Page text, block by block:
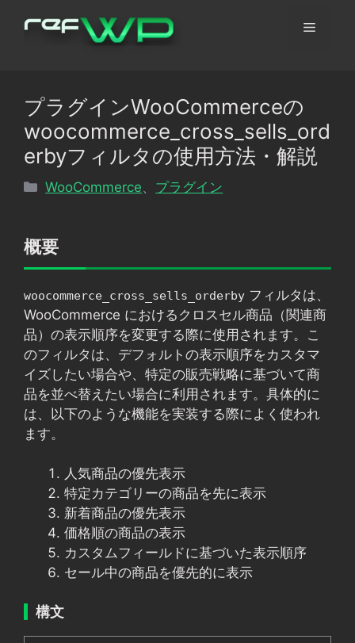
メ
ー
プラグインWooCommerceの
woocommerce_cross_sells_ord
erbyフィルタの使用方法・解説
カ
リ
WooCommerce プラグイン
概要
woocommerce_cross_sells_orderby フィルタは、
WooCommerce におけるクロスセル商品（関連商
品）の表示順序を変更する際に使用されます。こ
のフィルタは、デフォルトの表示順序をカスタマ
イズしたい場合や、特定の販売戦略に基づいて商
品を並べ替えたい場合に利用されます。具体的に
は、以下のような機能を実装する際によく使われ
ます。
人気商品の優先表示
特定カテゴリーの商品を先に表示
新着商品の優先表示
価格順の商品の表示
カスタムフィールドに基づいた表示順序
セール中の商品を優先的に表示
構文